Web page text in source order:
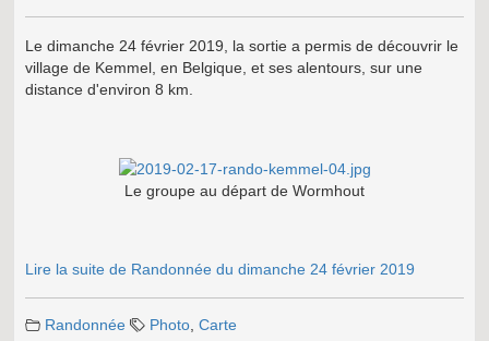
Le dimanche 24 février 2019, la sortie a permis de découvrir le
village de Kemmel, en Belgique, et ses alentours, sur une
distance d'environ 8 km.
Le groupe au départ de Wormhout
Lire la suite de Randonnée du dimanche 24 février 2019
Randonnée Photo Carte